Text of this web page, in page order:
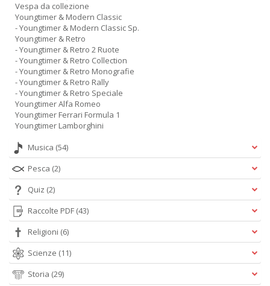
Vespa da collezione
Youngtimer & Modern Classic
- Youngtimer & Modern Classic Sp.
Youngtimer & Retro
- Youngtimer & Retro 2 Ruote
- Youngtimer & Retro Collection
- Youngtimer & Retro Monografie
- Youngtimer & Retro Rally
- Youngtimer & Retro Speciale
Youngtimer Alfa Romeo
Youngtimer Ferrari Formula 1
Youngtimer Lamborghini
Musica (54)
Pesca (2)
Quiz (2)
Raccolte PDF (43)
Religioni (6)
Scienze (11)
Storia (29)